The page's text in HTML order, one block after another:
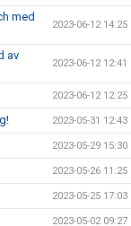
med
2023-06-12 14:25
av
2023-06-12 12:41
2023-06-12 12:25
2023-05-31 12:43
2023-05-29 15:30
2023-05-26 11:25
2023-05-25 17:03
2023-05-02 09:27